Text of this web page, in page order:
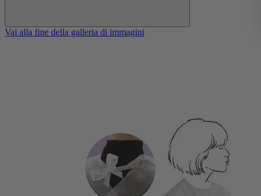
Vai alla fine della galleria di immagini